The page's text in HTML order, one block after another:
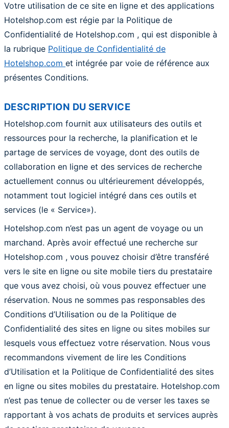
Votre utilisation de ce site en ligne et des applications
Hotelshop.com est régie par la Politique de
Confidentialité de Hotelshop.com , qui est disponible à
la rubrique Politique de Confidentialité de
Hotelshop.com et intégrée par voie de référence aux
présentes Conditions.
DESCRIPTION DU SERVICE
Hotelshop.com fournit aux utilisateurs des outils et
ressources pour la recherche, la planification et le
partage de services de voyage, dont des outils de
collaboration en ligne et des services de recherche
actuellement connus ou ultérieurement développés,
notamment tout logiciel intégré dans ces outils et
services (le « Service»).
Hotelshop.com n’est pas un agent de voyage ou un
marchand. Après avoir effectué une recherche sur
Hotelshop.com , vous pouvez choisir d’être transféré
vers le site en ligne ou site mobile tiers du prestataire
que vous avez choisi, où vous pouvez effectuer une
réservation. Nous ne sommes pas responsables des
Conditions d’Utilisation ou de la Politique de
Confidentialité des sites en ligne ou sites mobiles sur
lesquels vous effectuez votre réservation. Nous vous
recommandons vivement de lire les Conditions
d’Utilisation et la Politique de Confidentialité des sites
en ligne ou sites mobiles du prestataire. Hotelshop.com
n’est pas tenue de collecter ou de verser les taxes se
rapportant à vos achats de produits et services auprès